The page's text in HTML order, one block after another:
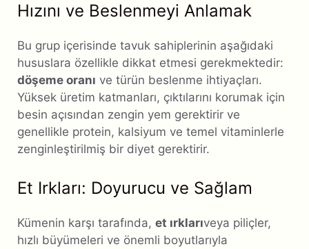
Hızını ve Beslenmeyi Anlamak
Bu grup içerisinde tavuk sahiplerinin aşağıdaki
hususlara özellikle dikkat etmesi gerekmektedir:
döşeme oranı ve türün beslenme ihtiyaçları.
Yüksek üretim katmanları, çıktılarını korumak için
besin açısından zengin yem gerektirir ve
genellikle protein, kalsiyum ve temel vitaminlerle
zenginleştirilmiş bir diyet gerektirir.
Et Irkları: Doyurucu ve Sağlam
Kümenin karşı tarafında, et ırklarıveya piliçler,
hızlı büyümeleri ve önemli boyutlarıyla